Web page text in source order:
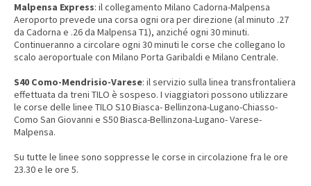
Malpensa Express: il collegamento Milano Cadorna-Malpensa
Aeroporto prevede una corsa ogni ora per direzione (al minuto .27
da Cadorna e .26 da Malpensa T1), anziché ogni 30 minuti.
Continueranno a circolare ogni 30 minuti le corse che collegano lo
scalo aeroportuale con Milano Porta Garibaldi e Milano Centrale.
S40 Como-Mendrisio-Varese: il servizio sulla linea transfrontaliera
effettuata da treni TILO è sospeso. I viaggiatori possono utilizzare
le corse delle linee TILO S10 Biasca- Bellinzona-Lugano-Chiasso-
Como San Giovanni e S50 Biasca-Bellinzona-Lugano- Varese-
Malpensa.
Su tutte le linee sono soppresse le corse in circolazione fra le ore
23.30 e le ore 5.